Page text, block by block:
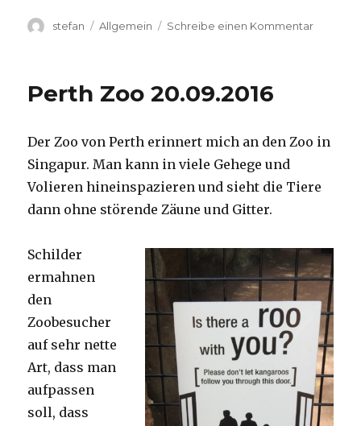
Autor
stefan Kategorien
Allgemein Schreibe einen Kommentarzu
Perth
Perth Zoo 20.09.2016
Der Zoo von Perth erinnert mich an den Zoo in
Singapur. Man kann in viele Gehege und
Volieren hineinspazieren und sieht die Tiere
dann ohne störende Zäune und Gitter.
Schilder
ermahnen
den
Zoobesucher
auf sehr nette
Art, dass man
aufpassen
soll, dass